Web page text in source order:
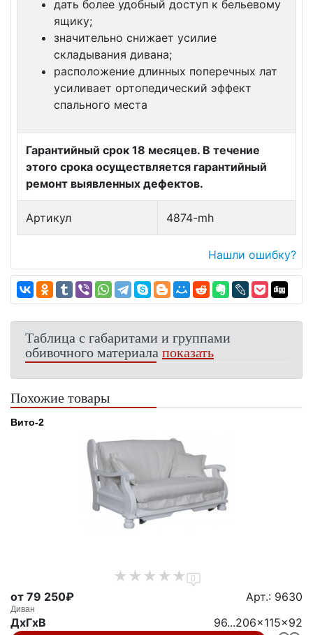
дать более удобный доступ к бельевому
ящику;
значительно снижает усилие
складывания дивана;
расположение длинных поперечных лат
усиливает ортопедический эффект
спального места
Гарантийный срок 18 месяцев. В течение
этого срока осуществляется гарантийный
ремонт выявленных дефектов.
Артикул 4874-mh
Нашли ошибку?
Таблица с габаритами и группами
обивочного материалапоказать
Похожие товары
Вито-2
0
от 79 250₽ Арт.: 9630
Диван
ДxГxВ 96...206x115x92